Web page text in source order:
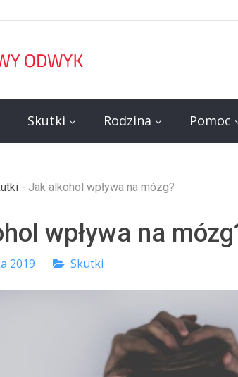
Skutki Rodzina Pomoc
- Jak alkohol wpływa na mózg?
wpływa na
2019 Skutki